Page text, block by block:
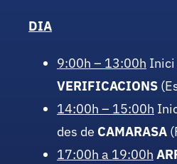
DIA
9:00h – 13:00h Inici
VERIFICACIONS
14:00h – 15:00h
des de CAMARASA
17:00h a 19:00h